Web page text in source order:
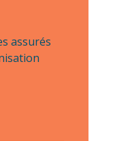
assurés